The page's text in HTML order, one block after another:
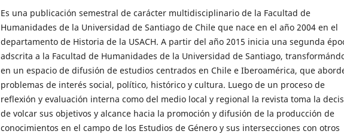
Es una publicación semestral de carácter multidisciplinario de la Facultad de
Humanidades de la Universidad de Santiago de Chile que nace en el año 2004 en el
departamento de Historia de la USACH. A partir del año 2015 inicia una segunda
adscrita a la Facultad de Humanidades de la Universidad de Santiago,
en un espacio de difusión de estudios centrados en Chile e Iberoamérica, que
problemas de interés social, político, histórico y cultura. Luego de un proceso de
reflexión y evaluación interna como del medio local y regional la revista toma la
de volcar sus objetivos y alcance hacia la promoción y difusión de la producción de
conocimientos en el campo de los Estudios de Género y sus intersecciones con otros